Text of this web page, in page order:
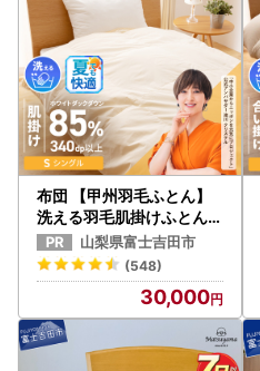
布団 【甲州羽毛ふとん】
洗える羽毛肌掛けふとん（
シングル） 寝具 DP340以
上
山梨県富士吉田市
(548)
30,000